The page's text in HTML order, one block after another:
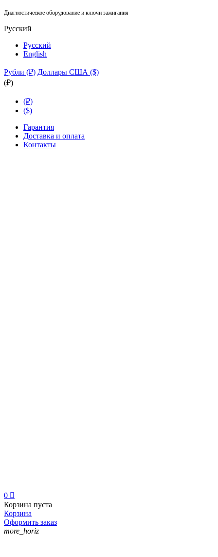
Диагностическое оборудование и ключи зажигания
Русский
Русский
English
Рубли (₽) Доллары США ($)
(₽)
(₽)
($)
Гарантия
Доставка и оплата
Контакты
0 
Корзина пуста
Корзина
Оформить заказ
more_horiz